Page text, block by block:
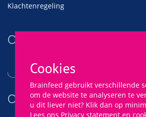
Klachtenregeling
Ontvang onze nieuwsbrief
Of volg ons
Cookies
Brainfeed gebruikt verschillende
om de website te analyseren te
u dit liever niet? Klik dan op
Lees ons Privacy statement en